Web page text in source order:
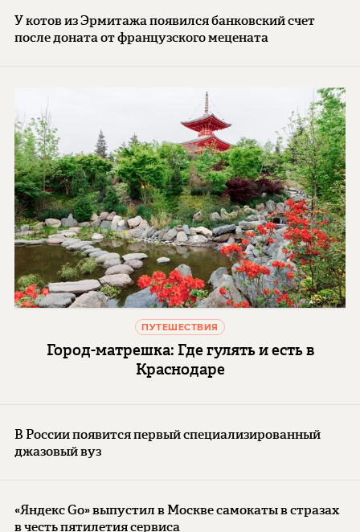
У котов из Эрмитажа появился банковский счет
после доната от французского мецената
ПУТЕШЕСТВИЯ
Город-матрешка: Где гулять и есть в
Краснодаре
В России появится первый специализированный
джазовый вуз
«Яндекс Go» выпустил в Москве самокаты в стразах
в честь пятилетия сервиса